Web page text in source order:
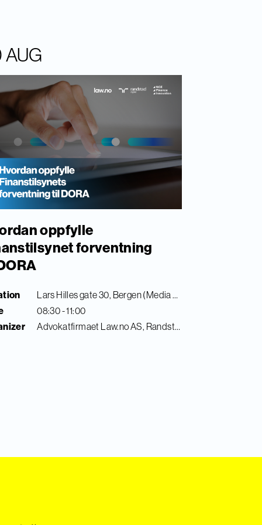
AUG
oppfylle
forventning
Lars Hilles gate 30, Bergen (Media City Bergen)
08:30 - 11:00
Advokatfirmaet Law.no AS, Randstad Digital & Finance Innovation